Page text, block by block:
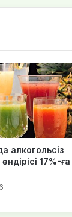
алкогольсіз
17%-ға